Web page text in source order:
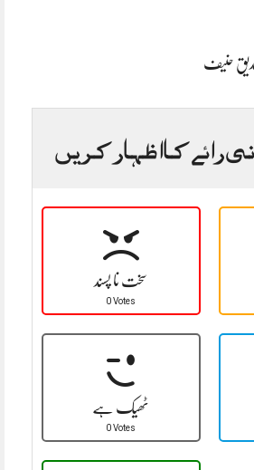
صدیق حنیف
رائے کا اظہار کریں
سخت نا پسند
0 Votes
ٹھیک ہے
0 Votes